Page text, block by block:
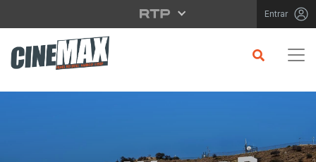
Saltar para o conteúdo principal Entrar